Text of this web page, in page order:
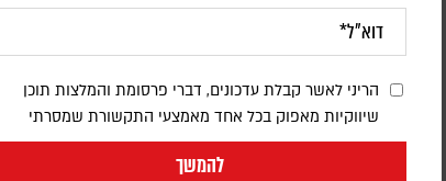
הריני לאשר קבלת עדכונים, דברי פרסומת והמלצות תוכן
שיווקיות מאפוק בכל אחד מאמצעי התקשורת שמסרתי
להמשך
טראמפ טוען כי סבב השיחות עם איראן יחל
היום; בישראל מעריכים כי איראן לא שינתה
את עמדתה | פרשנות